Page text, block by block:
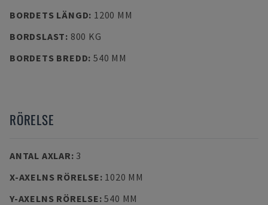
BORDETS LÄNGD: 1200 MM
BORDSLAST: 800 KG
BORDETS BREDD: 540 MM
RÖRELSE
ANTAL AXLAR: 3
X-AXELNS RÖRELSE: 1020 MM
Y-AXELNS RÖRELSE:540 MM